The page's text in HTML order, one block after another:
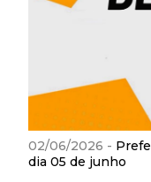
02/06/2026 -
dia 05 de junho